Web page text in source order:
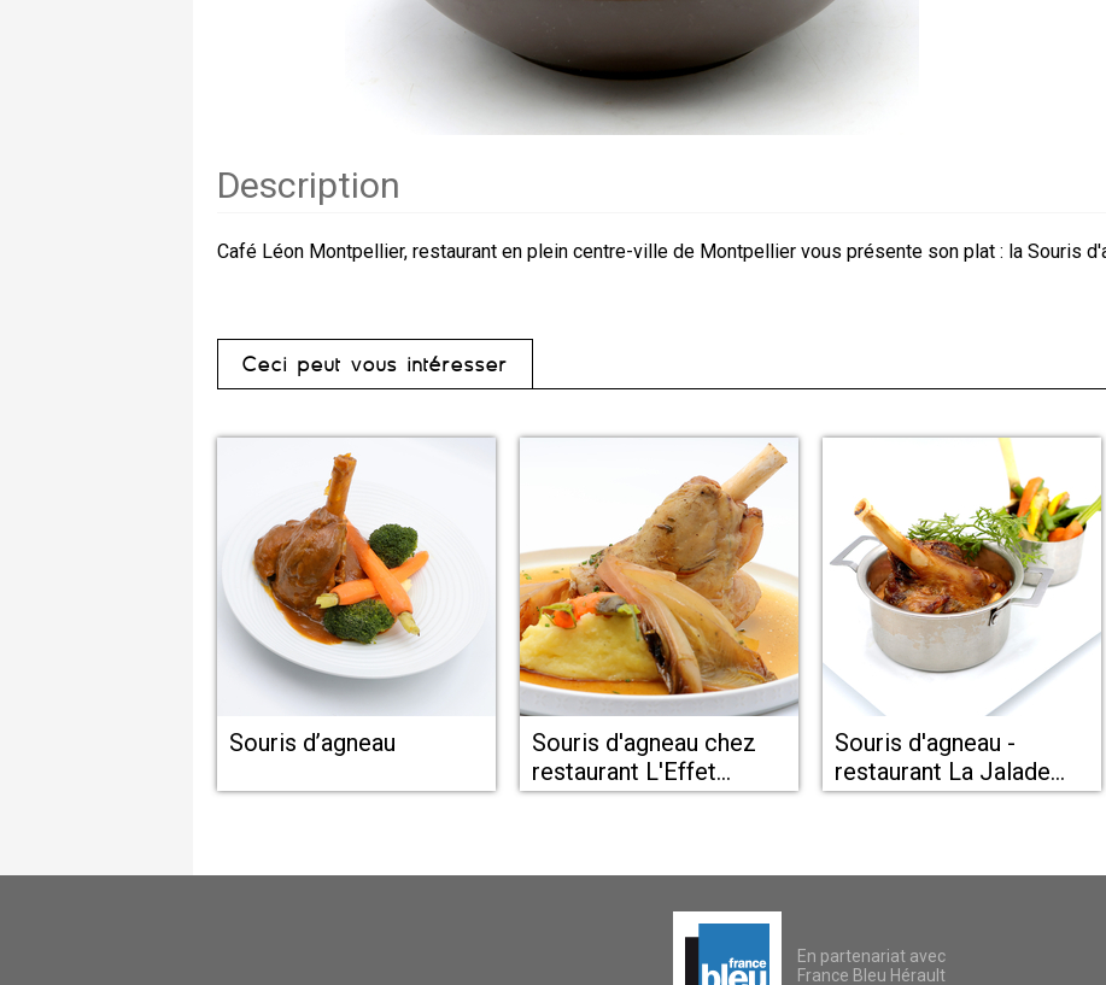
Description
Café Léon Montpellier, restaurant en plein centre-ville de Montpellier vous présente son plat : la Souris
Ceci peut vous intéresser
Souris d’agneau
Souris d'agneau chez
restaurant L'Effet
Jardin Lattes
Souris d'agneau -
restaurant La Jalade
Montpellier
En partenariat avec
France Bleu Hérault